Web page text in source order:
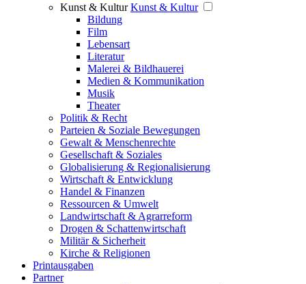
Kunst & Kultur Kunst & Kultur
Bildung
Film
Lebensart
Literatur
Malerei & Bildhauerei
Medien & Kommunikation
Musik
Theater
Politik & Recht
Parteien & Soziale Bewegungen
Gewalt & Menschenrechte
Gesellschaft & Soziales
Globalisierung & Regionalisierung
Wirtschaft & Entwicklung
Handel & Finanzen
Ressourcen & Umwelt
Landwirtschaft & Agrarreform
Drogen & Schattenwirtschaft
Militär & Sicherheit
Kirche & Religionen
Printausgaben
Partner